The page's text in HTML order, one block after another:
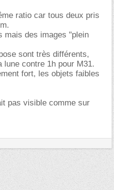
ratio car tous deux pris
mais des images "plein
sont très différents,
lune contre 1h pour M31.
fort, les objets faibles
pas visible comme sur